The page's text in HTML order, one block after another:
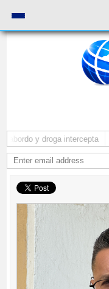
y droga intercepta